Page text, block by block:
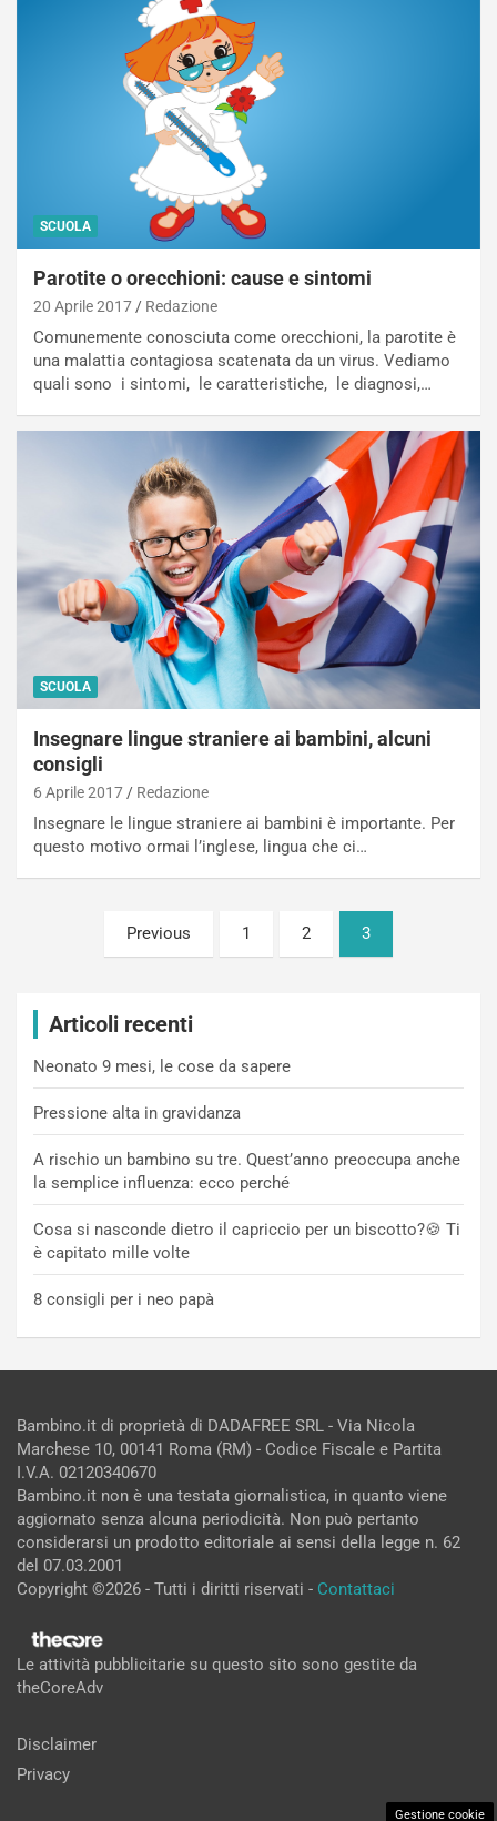
SCUOLA
Parotite o orecchioni: cause e sintomi
20 Aprile 2017 Redazione
Comunemente conosciuta come orecchioni, la parotite è
una malattia contagiosa scatenata da un virus. Vediamo
quali sono i sintomi, le caratteristiche, le diagnosi,…
SCUOLA
Insegnare lingue straniere ai bambini, alcuni
consigli
6 Aprile 2017 Redazione
Insegnare le lingue straniere ai bambini è importante. Per
questo motivo ormai l’inglese, lingua che ci…
Paginazione
Previous 1 2 3
Articoli recenti
Neonato 9 mesi, le cose da sapere
Pressione alta in gravidanza
A rischio un bambino su tre. Quest’anno preoccupa anche
la semplice influenza: ecco perché
Cosa si nasconde dietro il capriccio per un biscotto?🍪 Ti
è capitato mille volte
8 consigli per i neo papà
Bambino.it di proprietà di DADAFREE SRL - Via Nicola
Marchese 10, 00141 Roma (RM) - Codice Fiscale e Partita
I.V.A. 02120340670
Bambino.it non è una testata giornalistica, in quanto viene
aggiornato senza alcuna periodicità. Non può pertanto
considerarsi un prodotto editoriale ai sensi della legge n. 62
del 07.03.2001
Copyright ©2026 - Tutti i diritti riservati - Contattaci
Le attività pubblicitarie su questo sito sono gestite da
theCoreAdv
Disclaimer
Privacy
Gestione cookie